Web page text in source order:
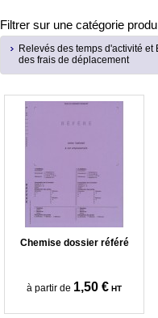
Filtrer sur une catégorie
Relevés des temps d'activité et
des frais de déplacement
Chemise dossier référé
à partir de 1,50 € HT